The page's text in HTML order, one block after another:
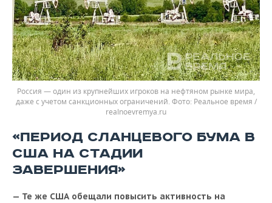
Россия — один из крупнейших игроков на нефтяном рынке мира,
даже с учетом санкционных ограничений.
Реальное время /
realnoevremya.ru
«ПЕРИОД СЛАНЦЕВОГО БУМА В
США НА СТАДИИ
ЗАВЕРШЕНИЯ»
— Те же США обещали повысить активность на